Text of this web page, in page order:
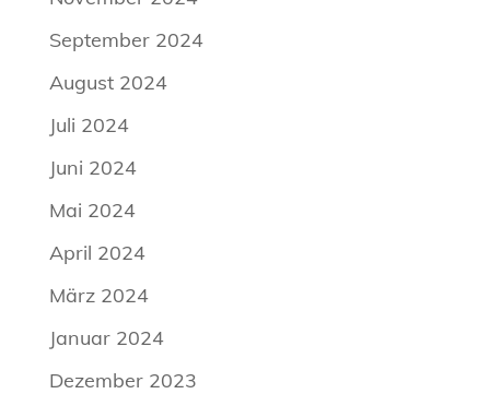
September 2024
August 2024
Juli 2024
Juni 2024
Mai 2024
April 2024
März 2024
Januar 2024
Dezember 2023